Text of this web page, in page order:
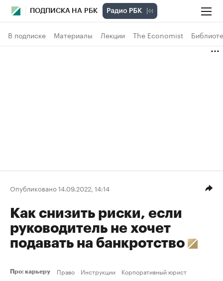
ПОДПИСКА НА РБК
В подписке Материалы Лекции The Economist
Опубликовано 14.09.2022, 14:14
Как снизить риски, если
руководитель не хочет
подавать на банкротство
Про: карьеру Право Инструкции Корпоративный юрист